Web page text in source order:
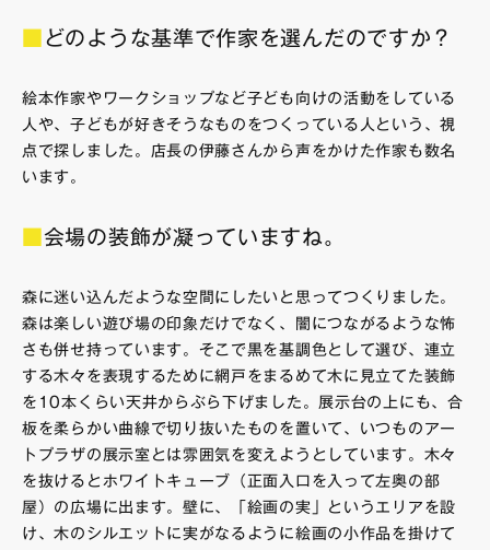
どのような基準で作家を選んだのですか？
絵本作家やワークショップなど子ども向けの活動をしている
人や、子どもが好きそうなものをつくっている人という、視
点で探しました。店長の伊藤さんから声をかけた作家も数名
います。
会場の装飾が凝っていますね。
森に迷い込んだような空間にしたいと思ってつくりました。
森は楽しい遊び場の印象だけでなく、闇につながるような怖
さも併せ持っています。そこで黒を基調色として選び、連立
する木々を表現するために網戸をまるめて木に見立てた装飾
を10本くらい天井からぶら下げました。展示台の上にも、合
板を柔らかい曲線で切り抜いたものを置いて、いつものアー
トプラザの展示室とは雰囲気を変えようとしています。木々
を抜けるとホワイトキューブ（正面入口を入って左奥の部
屋）の広場に出ます。壁に、「絵画の実」というエリアを設
け、木のシルエットに実がなるように絵画の小作品を掛けて